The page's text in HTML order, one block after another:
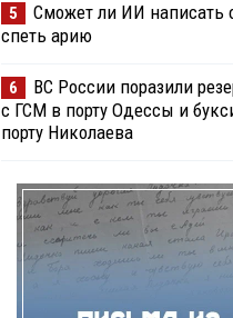
5
Сможет ли ИИ написать
спеть арию
6
ВС России поразили
с ГСМ в порту Одессы и
порту Николаева